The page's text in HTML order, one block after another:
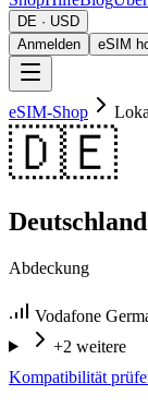
DE · USD
Anmelden
eSIM
eSIM-Shop
🇩🇪
Deutschland
Abdeckung
Vodafone
+2 weitere
Kompatibilität